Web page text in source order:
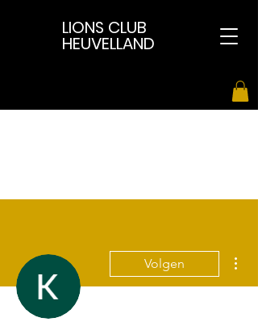
LIONS CLUB
HEUVELLAND
Volgen